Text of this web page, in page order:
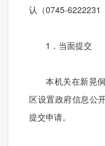
认（0745-6222231
1．当面提交
本机关在新晃
区设置政府信息公
提交申请。